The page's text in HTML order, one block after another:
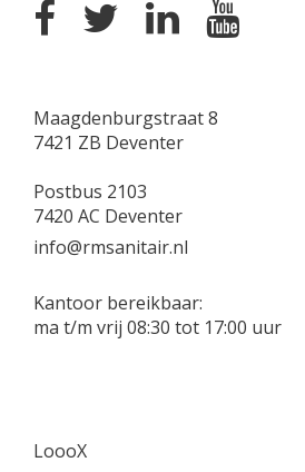
Maagdenburgstraat 8
7421 ZB Deventer
Postbus 2103
7420 AC Deventer
info@rmsanitair.nl
Kantoor bereikbaar:
ma t/m vrij 08:30 tot 17:00 uur
LoooX